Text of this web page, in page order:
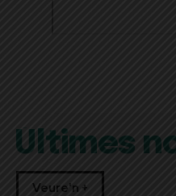
Últimes
Veure'n +